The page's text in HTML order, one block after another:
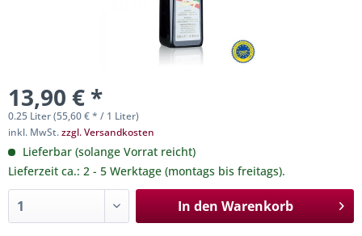
13,90 € *
0.25 Liter (55,60 € * / 1 Liter)
inkl. MwSt.zzgl. Versandkosten
Lieferbar (solange Vorrat reicht)
Lieferzeit ca.: 2 - 5 Werktage (montags bis freitags).
In den Warenkorb